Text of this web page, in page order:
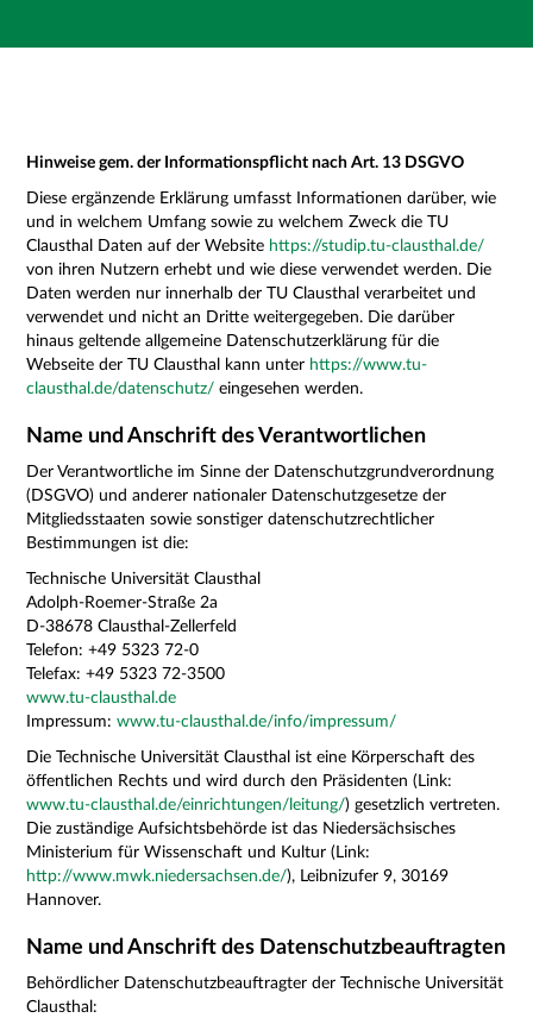
Hauptnavigation
Impressum
Hinweise gem. der Informationspflicht nach Art. 13 DSGVO
Diese ergänzende Erklärung umfasst Informationen darüber, wie
und in welchem Umfang sowie zu welchem Zweck die TU
Clausthal Daten auf der Website https://studip.tu-clausthal.de/
von ihren Nutzern erhebt und wie diese verwendet werden. Die
Daten werden nur innerhalb der TU Clausthal verarbeitet und
verwendet und nicht an Dritte weitergegeben. Die darüber
hinaus geltende allgemeine Datenschutzerklärung für die
Webseite der TU Clausthal kann unter https://www.tu-
clausthal.de/datenschutz/ eingesehen werden.
Name und Anschrift des Verantwortlichen
Der Verantwortliche im Sinne der Datenschutzgrundverordnung
(DSGVO) und anderer nationaler Datenschutzgesetze der
Mitgliedsstaaten sowie sonstiger datenschutzrechtlicher
Bestimmungen ist die:
Technische Universität Clausthal
Adolph-Roemer-Straße 2a
D-38678 Clausthal-Zellerfeld
Telefon: +49 5323 72-0
Telefax: +49 5323 72-3500
www.tu-clausthal.de
Impressum:www.tu-clausthal.de/info/impressum/
Die Technische Universität Clausthal ist eine Körperschaft des
öffentlichen Rechts und wird durch den Präsidenten (Link:
www.tu-clausthal.de/einrichtungen/leitung/) gesetzlich vertreten.
Die zuständige Aufsichtsbehörde ist das Niedersächsisches
Ministerium für Wissenschaft und Kultur (Link:
http://www.mwk.niedersachsen.de/), Leibnizufer 9, 30169
Hannover.
Name und Anschrift des Datenschutzbeauftragten
Behördlicher Datenschutzbeauftragter der Technische Universität
Clausthal: